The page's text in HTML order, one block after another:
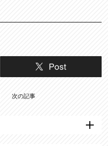
次の記事